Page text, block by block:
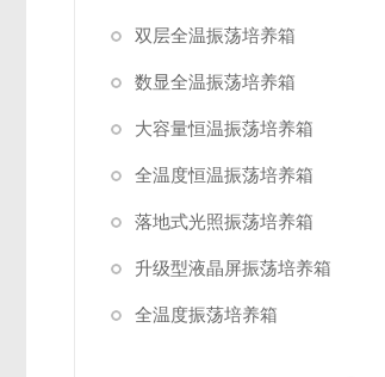
双层全温振荡培养箱
数显全温振荡培养箱
大容量恒温振荡培养箱
全温度恒温振荡培养箱
落地式光照振荡培养箱
升级型液晶屏振荡培养箱
全温度振荡培养箱